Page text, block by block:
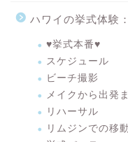
ハワイの挙式体験
♥挙式本番♥
スケジュール
ビーチ撮影
メイクから出発
リハーサル
リムジンでの移動